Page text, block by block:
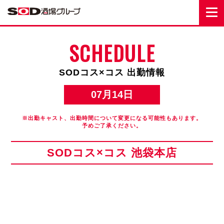
SCHEDULE
SODコス×コス 出勤情報
07月14日
※出勤キャスト、出勤時間について変更になる可能性もあります。
予めご了承ください。
SODコス×コス 池袋本店